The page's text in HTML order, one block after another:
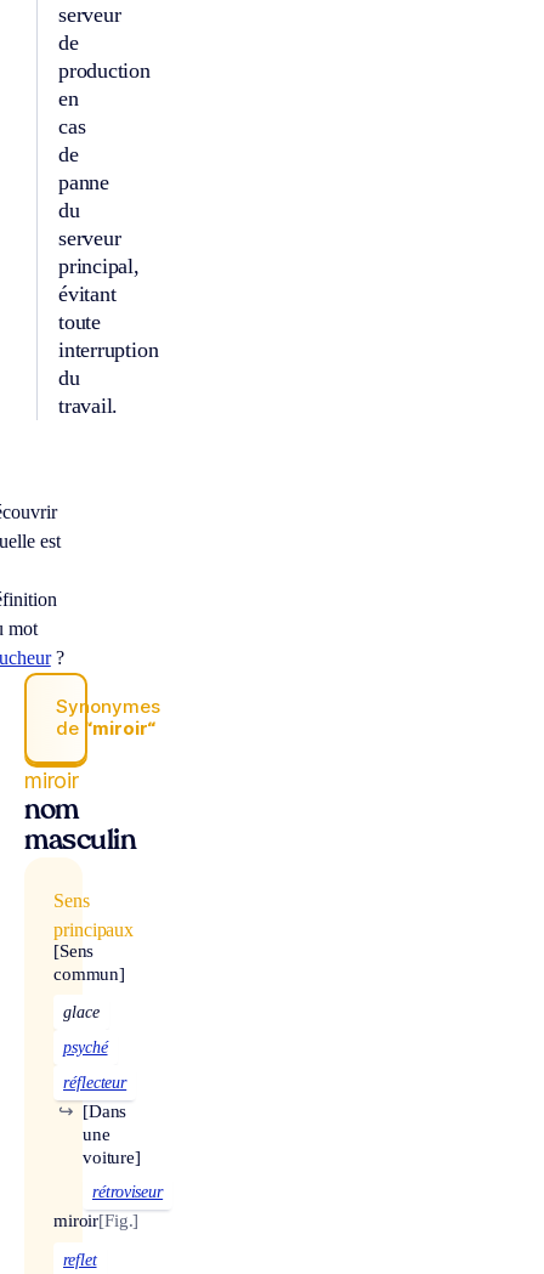
serveur
de
production
en
cas
de
panne
du
serveur
principal,
évitant
toute
interruption
du
travail.
est
mot
?
Synonymes
de “miroir“
miroir
nom
masculin
Sens
principaux
[Sens
commun]
glace
psyché
réflecteur
[Dans
une
voiture]
↪
rétroviseur
miroir[Fig.]
reflet